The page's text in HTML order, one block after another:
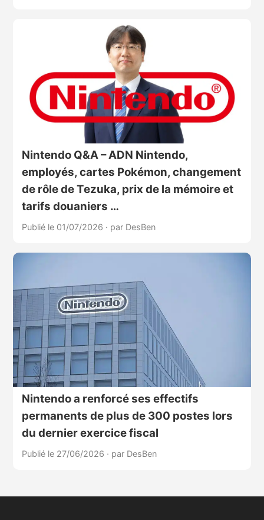
Nintendo Q&A – ADN Nintendo,
employés, cartes Pokémon, changement
de rôle de Tezuka, prix de la mémoire et
tarifs douaniers …
Publié le 01/07/2026 · par DesBen
Nintendo a renforcé ses effectifs
permanents de plus de 300 postes lors
du dernier exercice fiscal
Publié le 27/06/2026 · par DesBen